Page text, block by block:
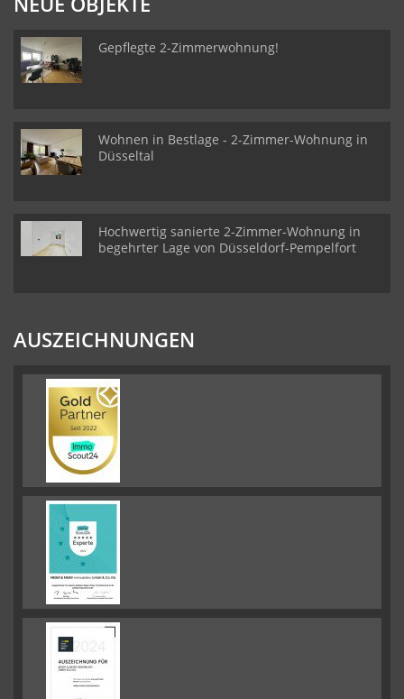
Gepflegte 2-Zimmerwohnung!
Wohnen in Bestlage - 2-Zimmer-Wohnung in
Düsseltal
Hochwertig sanierte 2-Zimmer-Wohnung in
begehrter Lage von Düsseldorf-Pempelfort
AUSZEICHNUNGEN